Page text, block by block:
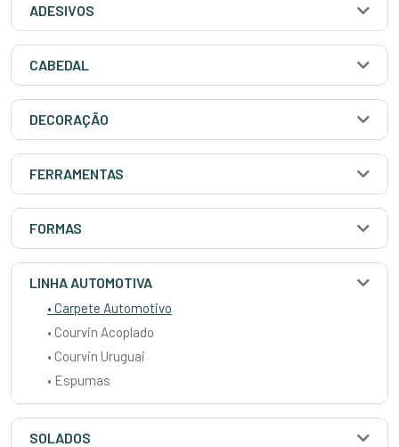
ADESIVOS
CABEDAL
DECORAÇÃO
FERRAMENTAS
FORMAS
LINHA AUTOMOTIVA
• Carpete Automotivo
• Courvin Acoplado
• Courvin Uruguai
• Espumas
SOLADOS